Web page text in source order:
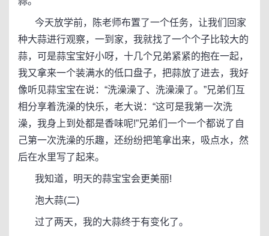
今天放学前，陈老师布置了一个任务，让我们回家
种大蒜进行观察，一到家，我就找了一个个子比较大的
蒜，可是蒜宝宝好小呀，十几个兄弟紧紧的抱在一起，
我又拿来一个装满水的低口盘子，把蒜放了进去，我好
像听见蒜宝宝在说：“洗澡澡了、洗澡澡了。”兄弟们互
相分享着洗澡的快乐，老大说：“这可是我第一次洗
澡，我身上到处都是香味呢!”兄弟们一个一个都说了自
己第一次洗澡的乐趣，还纷纷把笔拿出来，吸点水，然
后在水里写了起来。
我知道，明天的蒜宝宝会更美丽!
泡大蒜(二)
过了两天，我的大蒜终于有变化了。